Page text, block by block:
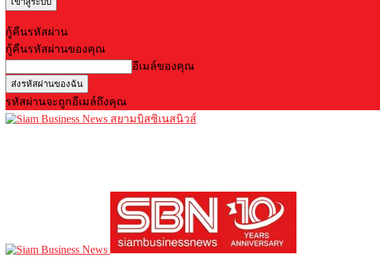
กู้คืนรหัสผ่าน
กู้คืนรหัสผ่านของคุณ
อีเมล์ของคุณ
รหัสผ่านจะถูกอีเมล์ถึงคุณ
สยามบิสซิเนสนิวส์